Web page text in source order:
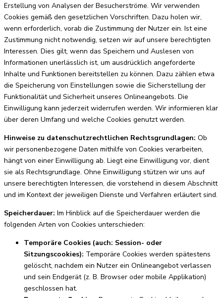
Erstellung von Analysen der Besucherströme. Wir verwenden
Cookies gemäß den gesetzlichen Vorschriften. Dazu holen wir,
wenn erforderlich, vorab die Zustimmung der Nutzer ein. Ist eine
Zustimmung nicht notwendig, setzen wir auf unsere berechtigten
Interessen. Dies gilt, wenn das Speichern und Auslesen von
Informationen unerlässlich ist, um ausdrücklich angeforderte
Inhalte und Funktionen bereitstellen zu können. Dazu zählen etwa
die Speicherung von Einstellungen sowie die Sicherstellung der
Funktionalität und Sicherheit unseres Onlineangebots. Die
Einwilligung kann jederzeit widerrufen werden. Wir informieren klar
über deren Umfang und welche Cookies genutzt werden.
Hinweise zu datenschutzrechtlichen Rechtsgrundlagen: Ob
wir personenbezogene Daten mithilfe von Cookies verarbeiten,
hängt von einer Einwilligung ab. Liegt eine Einwilligung vor, dient
sie als Rechtsgrundlage. Ohne Einwilligung stützen wir uns auf
unsere berechtigten Interessen, die vorstehend in diesem Abschnitt
und im Kontext der jeweiligen Dienste und Verfahren erläutert sind.
Speicherdauer: Im Hinblick auf die Speicherdauer werden die
folgenden Arten von Cookies unterschieden:
Temporäre Cookies (auch: Session- oder
Sitzungscookies): Temporäre Cookies werden spätestens
gelöscht, nachdem ein Nutzer ein Onlineangebot verlassen
und sein Endgerät (z. B. Browser oder mobile Applikation)
geschlossen hat.